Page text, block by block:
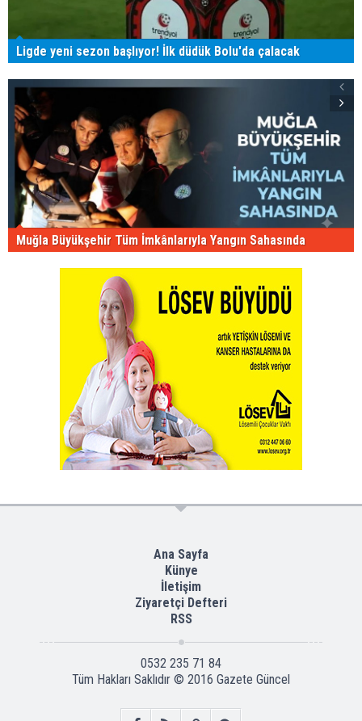
Ligde yeni sezon başlıyor! İlk düdük Bolu'da çalacak
Muğla Büyükşehir Tüm İmkânlarıyla Yangın Sahasında
Ana Sayfa
Künye
İletişim
Ziyaretçi Defteri
RSS
0532 235 71 84
Tüm Hakları Saklıdır © 2016 Gazete Güncel